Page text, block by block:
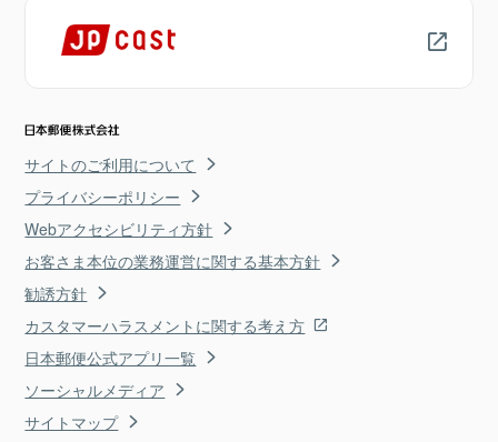
サイトのご利用について
プライバシーポリシー
Webアクセシビリティ方針
お客さま本位の業務運営に関する基本方針
勧誘方針
カスタマーハラスメントに関する考え方
日本郵便公式アプリ一覧
ソーシャルメディア
サイトマップ